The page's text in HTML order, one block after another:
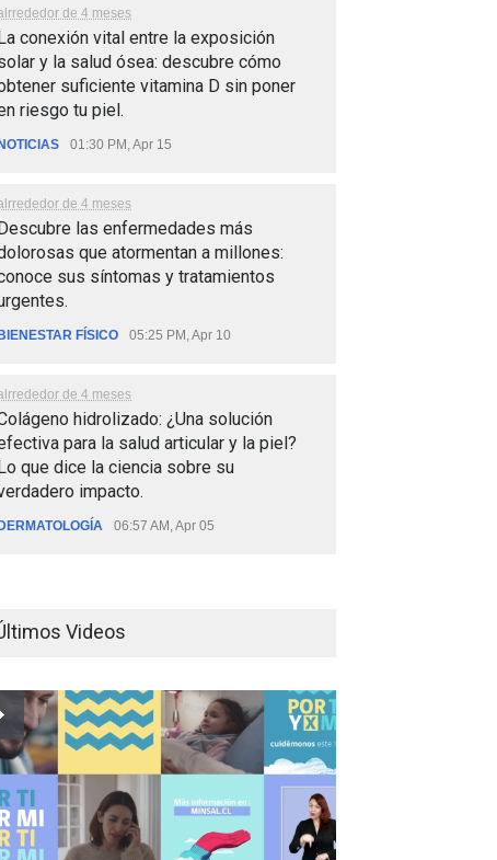
de 4 meses
conexión vital entre la exposición
y la salud ósea: descubre cómo
suficiente vitamina D sin poner
riesgo tu piel.
NOTICIAS 01:30 PM, Apr 15
de 4 meses
las enfermedades más
que atormentan a millones:
sus síntomas y tratamientos
BIENESTAR FÍSICO 05:25 PM, Apr 10
de 4 meses
hidrolizado: ¿Una solución
para la salud articular y la piel?
que dice la ciencia sobre su
impacto.
DERMATOLOGÍA 06:57 AM, Apr 05
Videos